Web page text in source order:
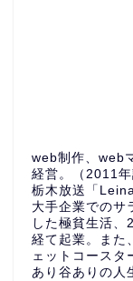
web制作、web
経営。（2011年
栃木放送「
大手企業でのサ
した極貧生活、
経て起業。また
ェットコースタ
あり谷ありの人